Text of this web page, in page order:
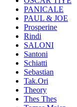
PANICALE
PAUL & JOE
Prosperine
Rindi
SALONI
Santoni
Schiatti
Sebastian
Tak.Ori
Theory
Thes Thes